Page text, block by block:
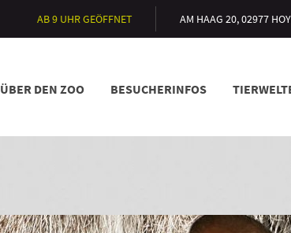
AB 9 UHR GEÖFFNET AM HAAG 20, 02977
ÜBER DEN ZOO BESUCHERINFOS